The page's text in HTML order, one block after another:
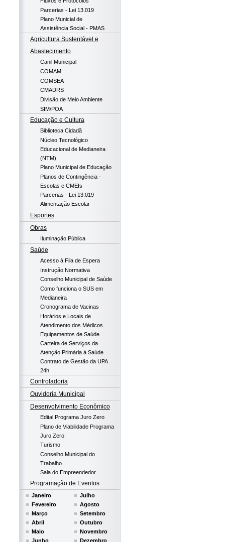
Parcerias - Lei 13.019
Plano Municial de
Assistência Social - PMAS
Agricultura Sustentável e
Abastecimento
Canil Municipal
COMAM
COMSEA
CMADRS
Divisão de Meio Ambiente
SIM/POA
Educação e Cultura
Biblioteca Cidadã
Núcleo Tecnológico
Educacional de Medianeira
(NTM)
Plano Municipal de Educação
Planos de Contingência -
Escolas e CMEIs
Parcerias - Lei 13.019
Alimentação Escolar
Esportes
Obras
Iluminação Pública
Saúde
Acesso à Fila de Espera
Instrução Normativa
Conselho Municipal de Saúde
Como funciona o SUS em
Medianeira
Cronograma de Vacinas
Horários e Locais de
Atendimento dos Médicos
Equipamentos de Saúde
Carteira de Serviços da
Atenção Primária à Saúde
Contrato de Gestão da UPA
24h
Controladoria
Ouvidoria Municipal
Desenvolvimento Econômico
Edital Programa Juro Zero
Plano de Viabilidade Programa
Juro Zero
Turismo
Conselho Municipal do
Trabalho
Sala do Empreendedor
Programação de Eventos
Janeiro
Fevereiro
Março
Abril
Maio
Junho
Julho
Agosto
Setembro
Outubro
Novembro
Dezembro